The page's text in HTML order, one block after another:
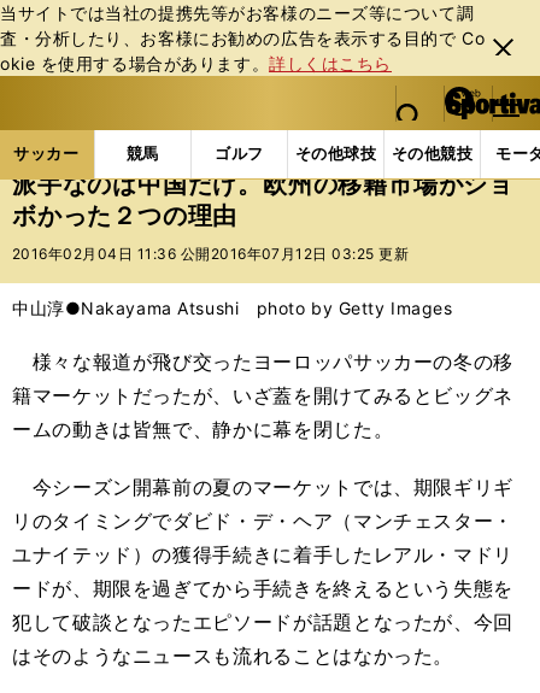
当サイトでは当社の提携先等がお客様のニーズ等について調
査・分析したり、お客様にお勧めの広告を表⽰する⽬的で Co
okie を使⽤する場合があります。詳しくはこちら
閉じ
る
web Sportiva (webスポルティーバ)
検索
マイペ
ー
ジ
メニュ
サッカー 競馬 ゴルフ その他球技 その他競技 モー
ス
ポ
ル
バ
サッカーの記事一覧 海外サッカー 海外サッカー
派手なのは中国だけ。欧州の移籍市場がショ
ボかった２つの理由
2016年02月04日 11:36 公開 2016年07月12日 03:25 更新
中山淳●Nakayama Atsushi photo by Getty Images
様々な報道が飛び交ったヨーロッパサッカーの冬の移
籍マーケットだったが、いざ蓋を開けてみるとビッグネ
ームの動きは皆無で、静かに幕を閉じた。
今シーズン開幕前の夏のマーケットでは、期限ギリギ
リのタイミングでダビド・デ・ヘア（マンチェスター・
ユナイテッド）の獲得手続きに着手したレアル・マドリ
ードが、期限を過ぎてから手続きを終えるという失態を
犯して破談となったエピソードが話題となったが、今回
はそのようなニュースも流れることはなかった。